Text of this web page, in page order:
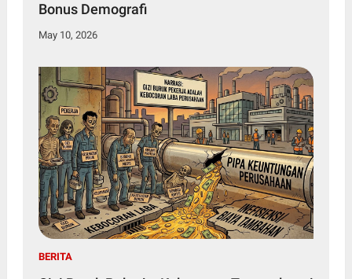
Bonus Demografi
May 10, 2026
BERITA